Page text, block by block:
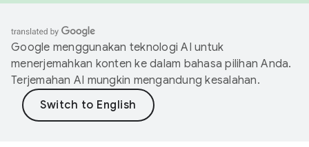
Google menggunakan teknologi AI untuk
menerjemahkan konten ke dalam bahasa pilihan Anda.
Terjemahan AI mungkin mengandung kesalahan.